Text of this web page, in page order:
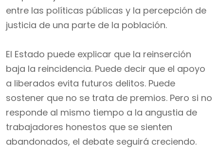
entre las políticas públicas y la percepción de
justicia de una parte de la población.
El Estado puede explicar que la reinserción
baja la reincidencia. Puede decir que el apoyo
a liberados evita futuros delitos. Puede
sostener que no se trata de premios. Pero si no
responde al mismo tiempo a la angustia de
trabajadores honestos que se sienten
abandonados, el debate seguirá creciendo.